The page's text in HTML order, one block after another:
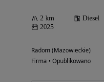
2 km Diesel
2025
Radom (Mazowieckie)
Firma • Opublikowano